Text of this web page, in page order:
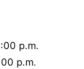
p.m.
p.m.